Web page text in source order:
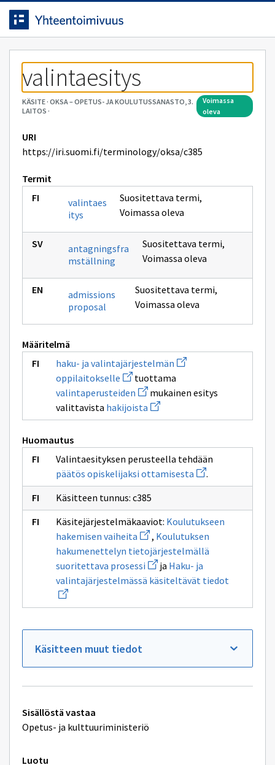
Siirrytty
sivulle
Siirry suoraan sisältöön.
valintaesitys
KÄSITE· OKSA – OPETUS- JA KOULUTUSSANASTO, 3.
LAITOS ·
voimassa
oleva
URI
https://iri.suomi.fi/terminology/oksa/c385
Termit
valintaes
itys
Suositettava termi,
Voimassa oleva
antagningsfra
mställning
Suositettava termi,
Voimassa oleva
admissions
proposal
Suositettava termi,
Voimassa oleva
Määritelmä
haku- ja valintajärjestelmän Avaa
uuden
ikkunan
sivulle
haku-
valintajärjestelmän
oppilaitokselle Avaa
uuden
ikkunan
sivulle
oppilaitokselle
tuottama
valintaperusteiden Avaa
uuden
ikkunan
sivulle
mukainen esitys
valittavista hakijoista Avaa
uuden
ikkunan
Huomautus
Valintaesityksen perusteella tehdään
päätös opiskelijaksi ottamisesta Avaa
uuden
ikkunan
päätös
opiskelijaksi
.
Käsitteen tunnus: c385
Käsitejärjestelmäkaaviot: Koulutukseen
hakemisen vaiheita Avaa
uuden
ikkunan
sivulle
Koulutukseen
hakemisen
, Koulutuksen
hakumenettelyn tietojärjestelmällä
suoritettava prosessi Avaa
uuden
ikkunan
hakumenettelyn
suoritettava
ja Haku- ja
valintajärjestelmässä käsiteltävät tiedot
uuden
sivulle
ja
Käsitteen muut tiedot
Tekniset
lisätiedot
Sisällöstä vastaa
Opetus- ja kulttuuriministeriö
Luotu